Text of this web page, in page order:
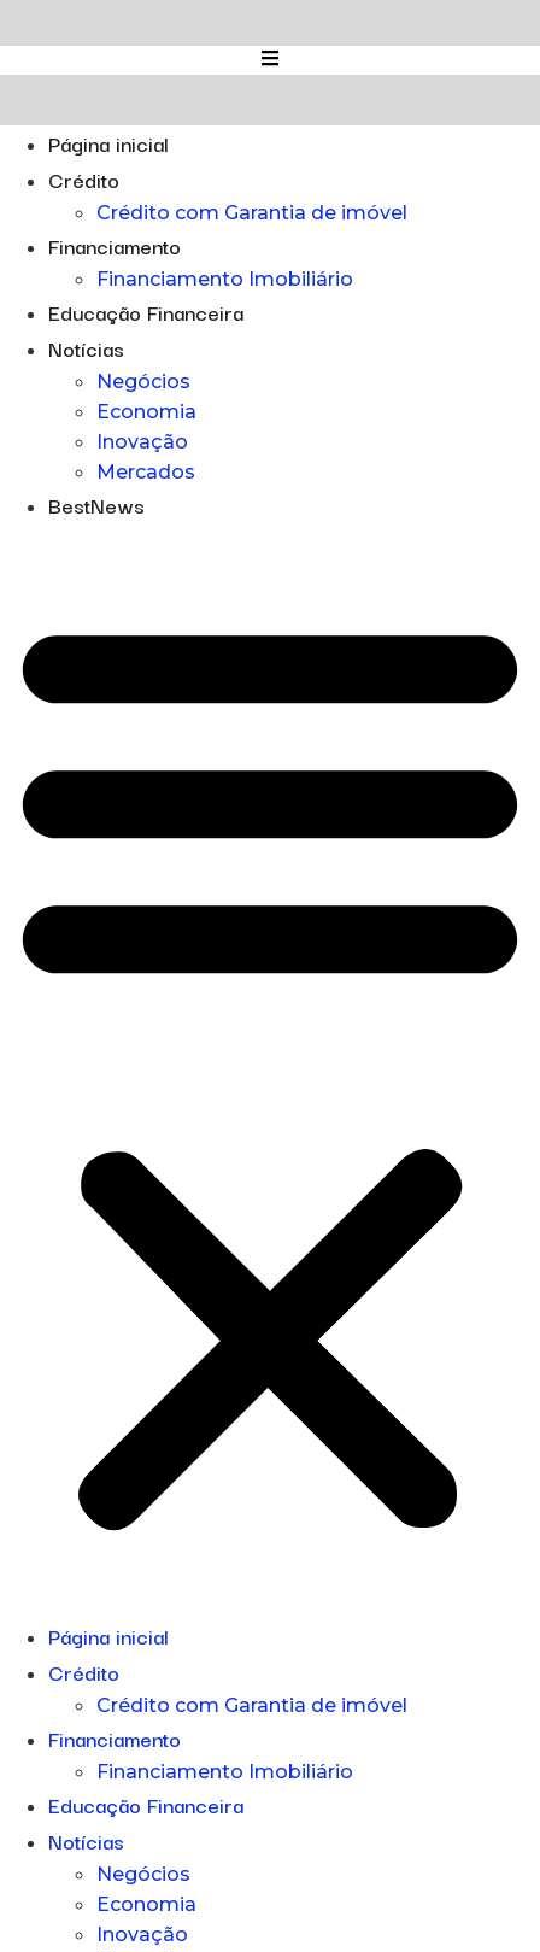
para
o
Página inicial
Crédito
Crédito com Garantia de imóvel
Financiamento
Financiamento Imobiliário
Educação Financeira
Notícias
Negócios
Economia
Inovação
Mercados
BestNews
Página inicial
Crédito
Crédito com Garantia de imóvel
Financiamento
Financiamento Imobiliário
Educação Financeira
Notícias
Negócios
Economia
Inovação